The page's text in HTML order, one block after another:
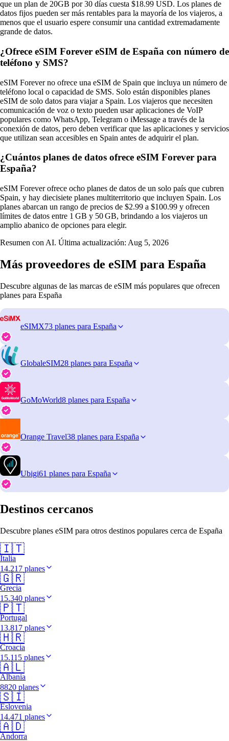
que un plan de 20GB por 30 días cuesta $18.99 USD. Los planes de
datos fijos pueden ser más rentables para la mayoría de los viajeros, a
menos que el usuario espere consumir una cantidad extremadamente
grande de datos.
¿Ofrece eSIM Forever eSIM de España con número de
teléfono y SMS?
eSIM Forever no ofrece una eSIM de Spain que incluya un número de
teléfono local o capacidad de SMS. Solo están disponibles planes
eSIM de solo datos para viajar a Spain. Los viajeros que necesiten
comunicación de voz o texto pueden usar aplicaciones de VoIP
populares como WhatsApp, Telegram o iMessage a través de la
conexión de datos, pero deben verificar que las aplicaciones y servicios
que utilizan sean accesibles en Spain antes de adquirir el plan.
¿Cuántos planes de datos ofrece eSIM Forever para
España?
eSIM Forever ofrece ocho planes de datos de un solo país que cubren
Spain, y hay diecisiete planes multiterritorio que incluyen Spain. Los
planes abarcan un rango de precios de $2.99 a $100.99 y ofrecen
límites de datos entre 1 GB y 50 GB, brindando a los viajeros un
amplio abanico de opciones para elegir.
Resumen con AI. Última actualización: Aug 5, 2026
Más proveedores de eSIM para España
Descubre algunas de las marcas de eSIM más populares que ofrecen
planes para España
eSIMX73 planes para España
GlobaleSIM28 planes para España
GoMoWorld8 planes para España
Orange Travel38 planes para España
Ubigi61 planes para España
Destinos cercanos
Descubre planes eSIM para otros destinos populares cerca de España
🇮🇹
Italia
14.217 planes
🇬🇷
Grecia
15.340 planes
🇵🇹
Portugal
13.817 planes
🇭🇷
Croacia
15.115 planes
🇦🇱
Albania
8820 planes
🇸🇮
Eslovenia
14.471 planes
🇦🇩
Andorra